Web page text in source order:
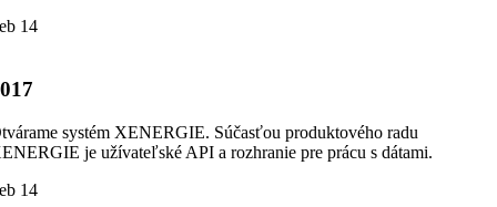
14
systém XENERGIE. Súčasťou produktového radu
je užívateľské API a rozhranie pre prácu s dátami.
14